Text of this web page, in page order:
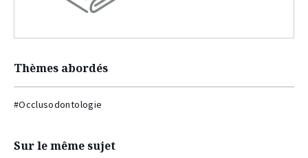
Thèmes abordés
#Occlusodontologie
Sur le même sujet